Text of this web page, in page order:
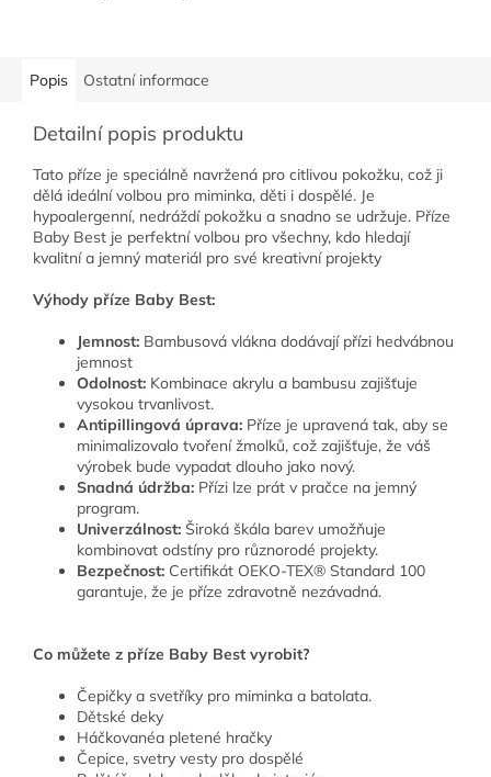
Popis Ostatní informace
Detailní popis produktu
Tato příze je speciálně navržená pro citlivou pokožku, což ji
dělá ideální volbou pro miminka, děti i dospělé. Je
hypoalergenní, nedráždí pokožku a snadno se udržuje. Příze
Baby Best je perfektní volbou pro všechny, kdo hledají
kvalitní a jemný materiál pro své kreativní projekty
Výhody příze Baby Best:
Jemnost: Bambusová vlákna dodávají přízi hedvábnou
jemnost
Odolnost: Kombinace akrylu a bambusu zajišťuje
vysokou trvanlivost.
Antipillingová úprava: Příze je upravená tak, aby se
minimalizovalo tvoření žmolků, což zajišťuje, že váš
výrobek bude vypadat dlouho jako nový.
Snadná údržba: Přízi lze prát v pračce na jemný
program.
Univerzálnost: Široká škála barev umožňuje
kombinovat odstíny pro různorodé projekty.
Bezpečnost: Certifikát OEKO-TEX® Standard 100
garantuje, že je příze zdravotně nezávadná.
Co můžete z příze Baby Best vyrobit?
Čepičky a svetříky pro miminka a batolata.
Dětské deky
Háčkovanéa pletené hračky
Čepice, svetry vesty pro dospělé